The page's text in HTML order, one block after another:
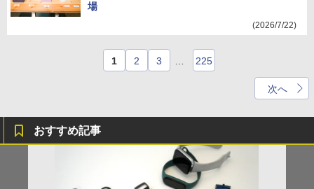
場
(2026/7/22)
1 2 3 225
次へ
おすすめ記事